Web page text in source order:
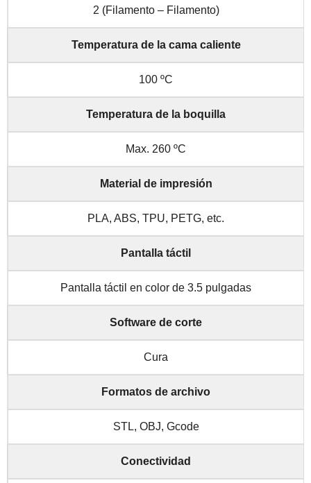
2 (Filamento – Filamento)
Temperatura de la cama caliente
100 ºC
Temperatura de la boquilla
Max. 260 ºC
Material de impresión
PLA, ABS, TPU, PETG, etc.
Pantalla táctil
Pantalla táctil en color de 3.5 pulgadas
Software de corte
Cura
Formatos de archivo
STL, OBJ, Gcode
Conectividad